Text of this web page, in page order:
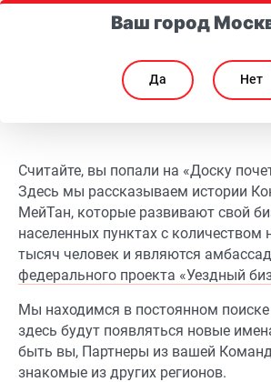
Считайте, вы попали на «Доску
Здесь мы рассказываем истории
МейТан, которые развивают свой
населенных пунктах с количеством
тысяч человек и являются
федерального проекта «Уездный
Мы находимся в постоянном поиске
здесь будут появляться новые
быть вы, Партнеры из вашей
знакомые из других регионов.
Ваш город
Да Нет